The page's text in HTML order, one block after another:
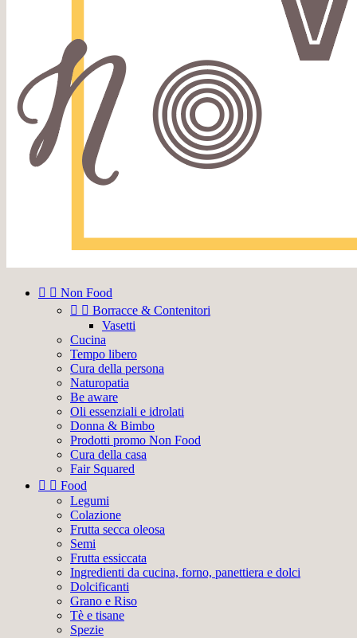
  Non Food
  Borracce & Contenitori
Vasetti
Cucina
Tempo libero
Cura della persona
Naturopatia
Be aware
Oli essenziali e idrolati
Donna & Bimbo
Prodotti promo Non Food
Cura della casa
Fair Squared
  Food
Legumi
Colazione
Frutta secca oleosa
Semi
Frutta essiccata
Ingredienti da cucina, forno, panettiera e dolci
Dolcificanti
Grano e Riso
Tè e tisane
Spezie